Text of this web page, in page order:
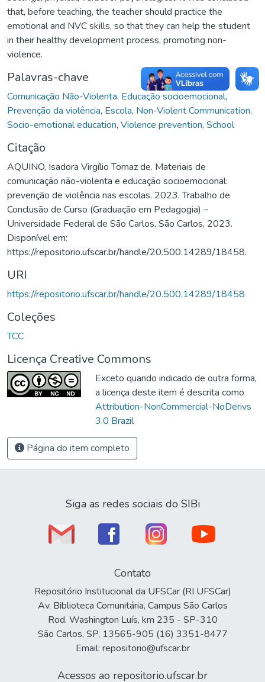
that, before teaching, the teacher should practice the
emotional and NVC skills, so that they can help the student
in their healthy development process, promoting non-
violence.
Palavras-chave
Comunicação Não-Violenta, Educação socioemocional,
Prevenção da violência, Escola, Non-Violent Communication,
Socio-emotional education, Violence prevention, School
Citação
AQUINO, Isadora Virgílio Tomaz de. Materiais de
comunicação não-violenta e educação socioemocional:
prevenção de violência nas escolas. 2023. Trabalho de
Conclusão de Curso (Graduação em Pedagogia) –
Universidade Federal de São Carlos, São Carlos, 2023.
Disponível em:
https://repositorio.ufscar.br/handle/20.500.14289/18458.
URI
https://repositorio.ufscar.br/handle/20.500.14289/18458
Coleções
TCC
Licença Creative Commons
Exceto quando indicado de outra forma,
a licença deste item é descrita como
Attribution-NonCommercial-NoDerivs
3.0 Brazil
Página do item completo
Siga as redes sociais do SIBi
Contato
Repositório Institucional da UFSCar (RI UFSCar)
Av. Biblioteca Comunitária, Campus São Carlos
Rod. Washington Luís, km 235 - SP-310
São Carlos, SP, 13565-905 (16) 3351-8477
Email: repositorio@ufscar.br
Acessos ao repositorio.ufscar.br